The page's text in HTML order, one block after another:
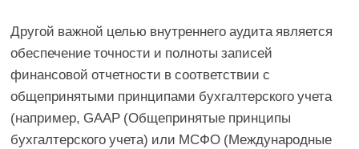
Другой важной целью внутреннего аудита является
обеспечение точности и полноты записей
финансовой отчетности в соответствии с
общепринятыми принципами бухгалтерского учета
(например, GAAP (Общепринятые принципы
бухгалтерского учета) или МСФО (Международные